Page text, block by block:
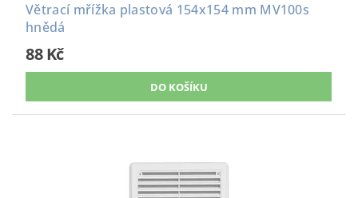
Větrací mřížka plastová 154x154 mm MV100s
hnědá
88 Kč